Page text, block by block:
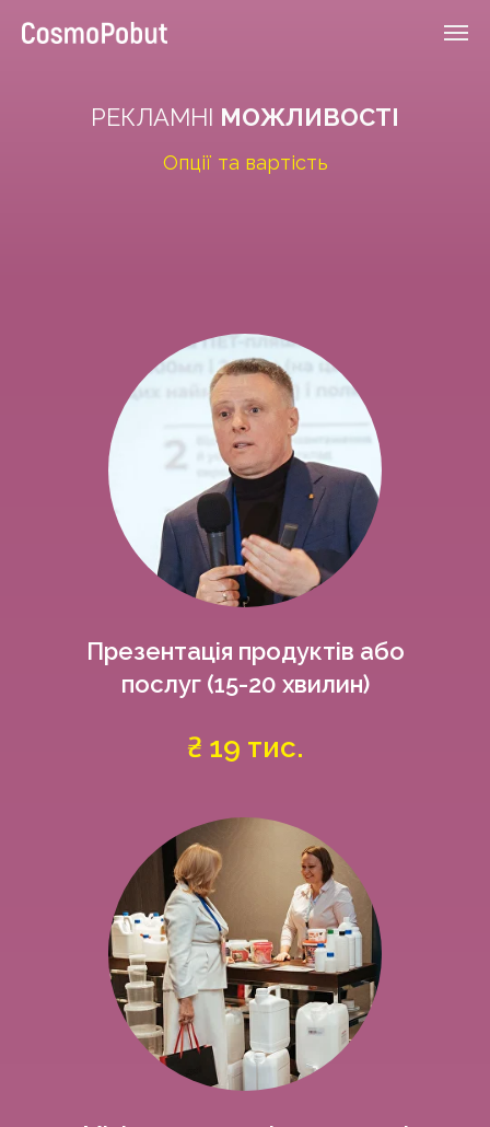
РЕКЛАМНІ МОЖЛИВОСТІ
Опції та вартість
Презентацiя продуктiв або
послуг (15-20 хвилин)
₴ 19 тис.